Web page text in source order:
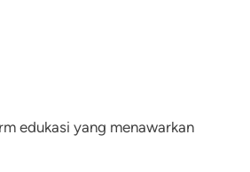
edukasi yang menawarkan